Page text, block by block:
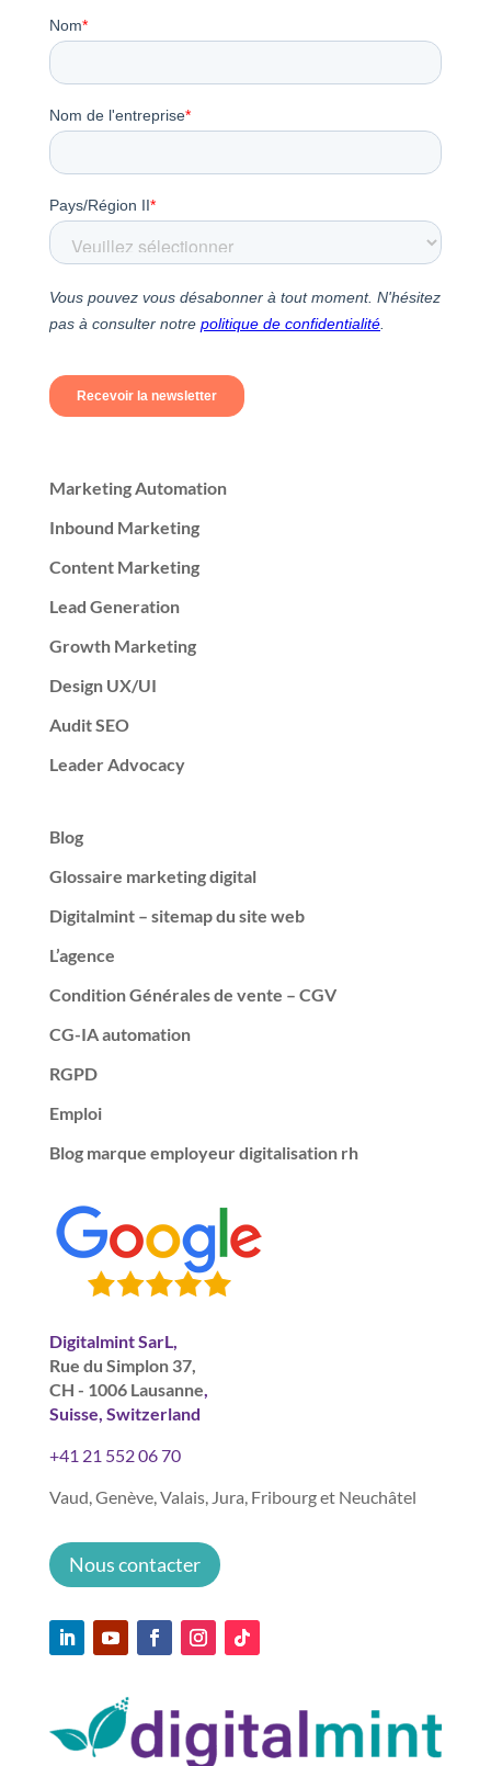
Marketing Automation
Inbound Marketing
Content Marketing
Lead Generation
Growth Marketing
Design UX/UI
Audit SEO
Leader Advocacy
Blog
Glossaire marketing digital
Digitalmint – sitemap du site web
L’agence
Condition Générales de vente – CGV
CG-IA automation
RGPD
Emploi
Blog marque employeur digitalisation rh
Digitalmint SarL,
Rue du Simplon 37,
CH - 1006 Lausanne,
Suisse, Switzerland
+41 21 552 06 70
Vaud, Genève, Valais, Jura, Fribourg et Neuchâtel
Nous contacter